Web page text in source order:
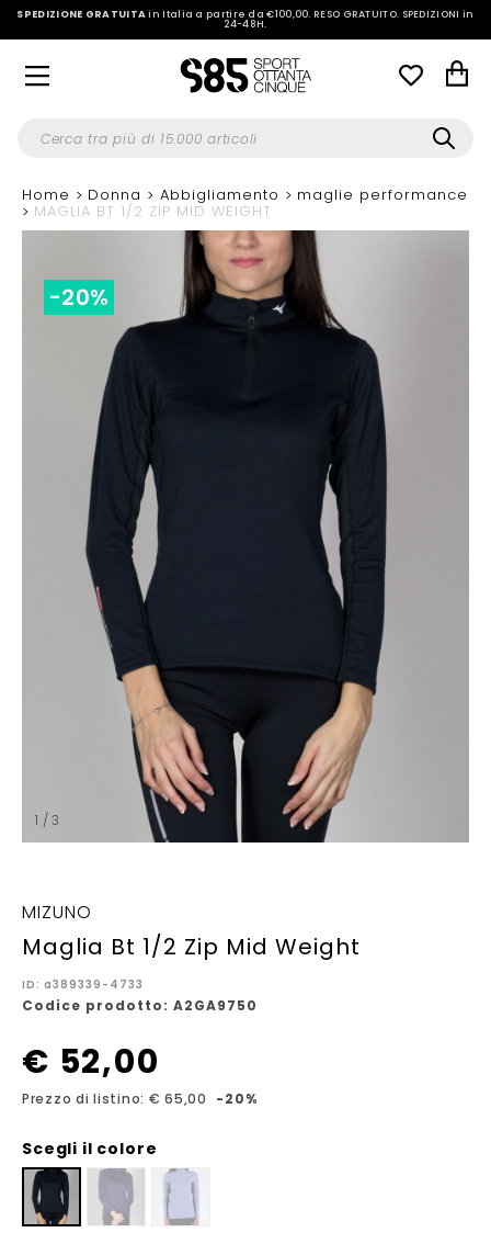
SPEDIZIONE GRATUITAin Italia a partire da €100,00.RESO GRATUITO. SPEDIZIONI in
24-48H.
Home Donna Abbigliamento maglie performance
MAGLIA BT 1/2 ZIP MID WEIGHT
1 / 3
-20%
MIZUNO
Maglia Bt 1/2 Zip Mid Weight
ID: a389339-4733
Codice prodotto: A2GA9750
€ 52,00
Prezzo di listino: € 65,00 -20%
Scegli il colore